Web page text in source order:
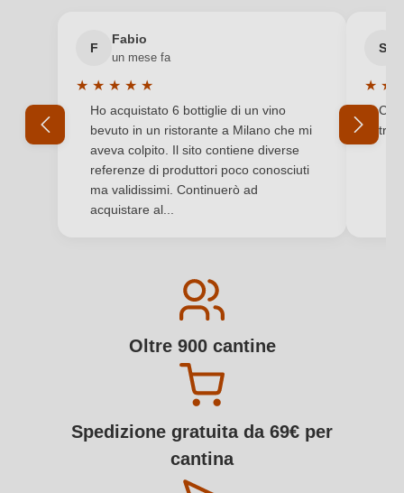
F
Fabio
un mese fa
★ ★ ★ ★ ★
Valutazione media di 5 su 5 stelle
Ho acquistato 6 bottiglie di un vino
bevuto in un ristorante a Milano che mi
aveva colpito. Il sito contiene diverse
referenze di produttori poco conosciuti
ma validissimi. Continuerò ad
acquistare al...
S
★ ★
Oltre 900 cantine
Spedizione gratuita da 69€ per
cantina